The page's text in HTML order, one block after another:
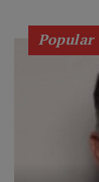
Popular